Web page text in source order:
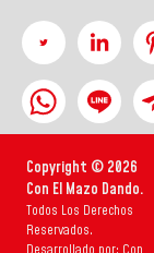
Copyright © 2026
Con El Mazo Dando.
Todos Los Derechos
Reservados.